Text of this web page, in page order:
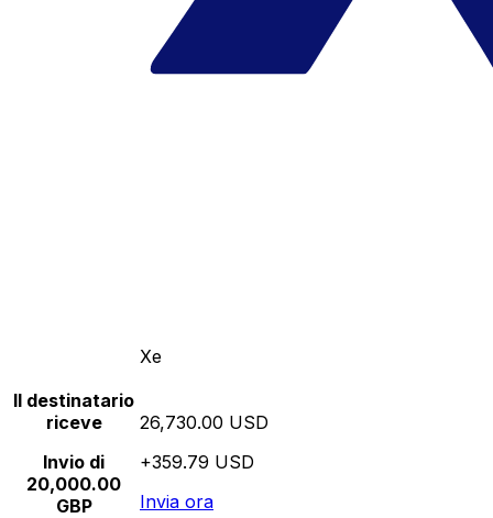
Xe
Il destinatario
riceve
Invio di
20,000.00
GBP
26,730.00 USD
+359.79 USD
Invia ora